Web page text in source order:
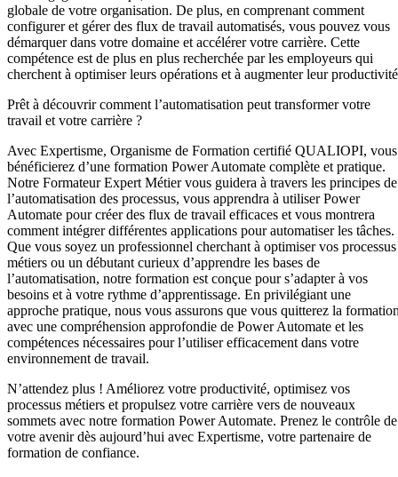
globale de votre organisation. De plus, en comprenant comment
configurer et gérer des flux de travail automatisés, vous pouvez vous
démarquer dans votre domaine et accélérer votre carrière. Cette
compétence est de plus en plus recherchée par les employeurs qui
cherchent à optimiser leurs opérations et à augmenter leur
Prêt à découvrir comment l’automatisation peut transformer votre
travail et votre carrière ?
Avec Expertisme, Organisme de Formation certifié QUALIOPI, vous
bénéficierez d’une formation Power Automate complète et pratique.
Notre Formateur Expert Métier vous guidera à travers les principes de
l’automatisation des processus, vous apprendra à utiliser Power
Automate pour créer des flux de travail efficaces et vous montrera
comment intégrer différentes applications pour automatiser les tâches.
Que vous soyez un professionnel cherchant à optimiser vos processus
métiers ou un débutant curieux d’apprendre les bases de
l’automatisation, notre formation est conçue pour s’adapter à vos
besoins et à votre rythme d’apprentissage. En privilégiant une
approche pratique, nous vous assurons que vous quitterez la
avec une compréhension approfondie de Power Automate et les
compétences nécessaires pour l’utiliser efficacement dans votre
environnement de travail.
N’attendez plus ! Améliorez votre productivité, optimisez vos
processus métiers et propulsez votre carrière vers de nouveaux
sommets avec notre formation Power Automate. Prenez le contrôle de
votre avenir dès aujourd’hui avec Expertisme, votre partenaire de
formation de confiance.